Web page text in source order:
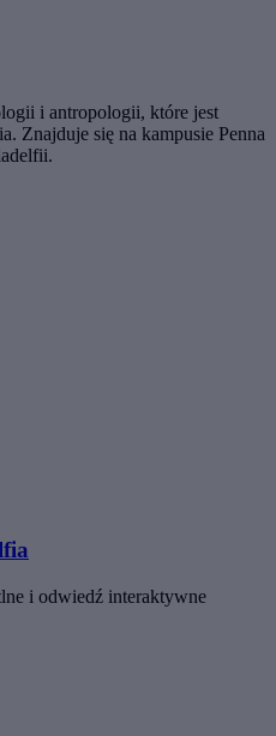
i antropologii, które jest
Znajduje się na kampusie Penna
i odwiedź interaktywne